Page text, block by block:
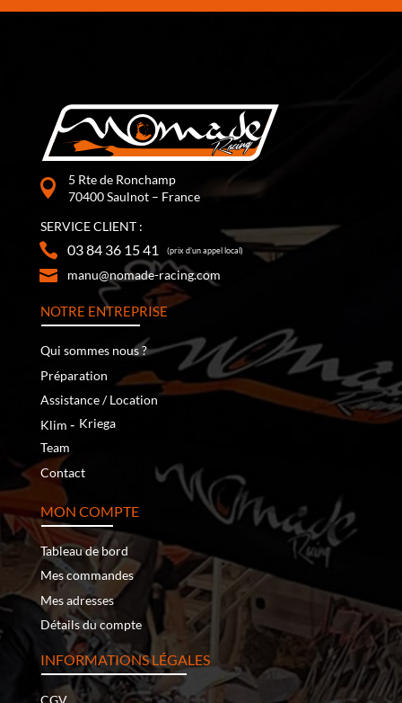
5 Rte de Ronchamp
70400 Saulnot – France
SERVICE CLIENT :
03 84 36 15 41 (prix d’un appel local)
manu@nomade-racing.com
NOTRE ENTREPRISE
Qui sommes nous ?
Préparation
Assistance / Location
Klim ‐ Kriega
Team
Contact
MON COMPTE
Tableau de bord
Mes commandes
Mes adresses
Détails du compte
INFORMATIONS LÉGALES
CGV